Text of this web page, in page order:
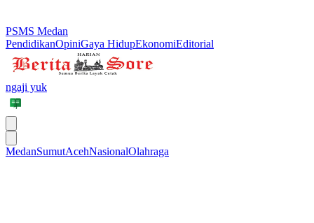
PSMS Medan
PendidikanOpiniGaya HidupEkonomiEditorial
ngaji yuk
MedanSumutAcehNasionalOlahraga